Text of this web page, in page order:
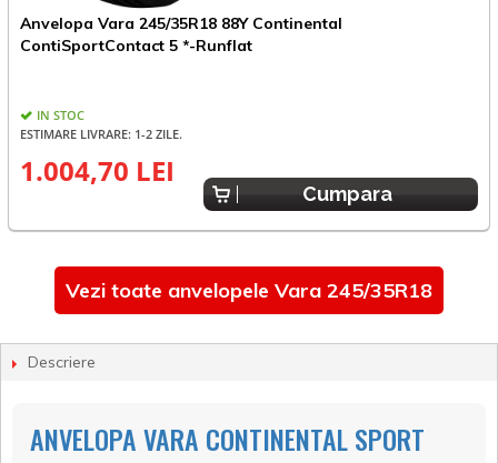
Anvelopa Vara 245/35R18 88Y Continental
ContiSportContact 5 *-Runflat
IN STOC
ESTIMARE LIVRARE: 1-2 ZILE.
1.004,70 LEI
Cumpara
Vezi toate anvelopele Vara 245/35R18
Descriere
ANVELOPA VARA CONTINENTAL SPORT